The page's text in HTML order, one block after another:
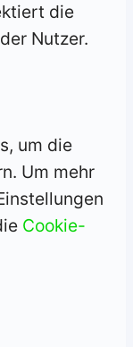
die
Nutzer.
um die
Um mehr
Cookie-